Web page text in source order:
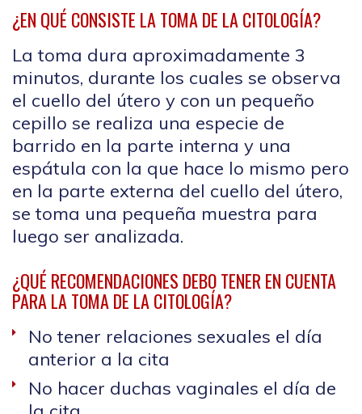
¿EN QUÉ CONSISTE LA TOMA DE LA CITOLOGÍA?
La toma dura aproximadamente 3
minutos, durante los cuales se observa
el cuello del útero y con un pequeño
cepillo se realiza una especie de
barrido en la parte interna y una
espátula con la que hace lo mismo pero
en la parte externa del cuello del útero,
se toma una pequeña muestra para
luego ser analizada.
¿QUÉ RECOMENDACIONES DEBO TENER EN CUENTA
PARA LA TOMA DE LA CITOLOGÍA?
No tener relaciones sexuales el día
anterior a la cita
No hacer duchas vaginales el día de